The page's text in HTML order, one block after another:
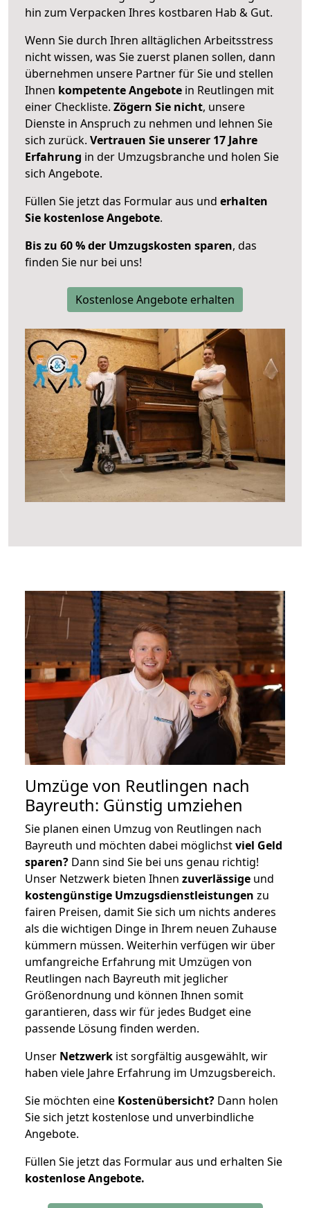
hin zum Verpacken Ihres kostbaren Hab & Gut.
Wenn Sie durch Ihren alltäglichen Arbeitsstress
nicht wissen, was Sie zuerst planen sollen, dann
übernehmen unsere Partner für Sie und stellen
Ihnen kompetente Angebote in Reutlingen mit
einer Checkliste. Zögern Sie nicht, unsere
Dienste in Anspruch zu nehmen und lehnen Sie
sich zurück. Vertrauen Sie unserer 17 Jahre
Erfahrung in der Umzugsbranche und holen Sie
sich Angebote.
Füllen Sie jetzt das Formular aus und erhalten
Sie kostenlose Angebote.
Bis zu 60 % der Umzugskosten sparen, das
finden Sie nur bei uns!
Kostenlose Angebote erhalten
Umzüge von Reutlingen nach
Bayreuth: Günstig umziehen
Sie planen einen Umzug von Reutlingen nach
Bayreuth und möchten dabei möglichstviel Geld
sparen? Dann sind Sie bei uns genau richtig!
Unser Netzwerk bieten Ihnen zuverlässige und
kostengünstige Umzugsdienstleistungen zu
fairen Preisen, damit Sie sich um nichts anderes
als die wichtigen Dinge in Ihrem neuen Zuhause
kümmern müssen. Weiterhin verfügen wir über
umfangreiche Erfahrung mit Umzügen von
Reutlingen nach Bayreuth mit jeglicher
Größenordnung und können Ihnen somit
garantieren, dass wir für jedes Budget eine
passende Lösung finden werden.
Unser Netzwerk ist sorgfältig ausgewählt, wir
haben viele Jahre Erfahrung im Umzugsbereich.
Sie möchten eine Kostenübersicht? Dann holen
Sie sich jetzt kostenlose und unverbindliche
Angebote.
Füllen Sie jetzt das Formular aus und erhalten Sie
kostenloseAngebote.